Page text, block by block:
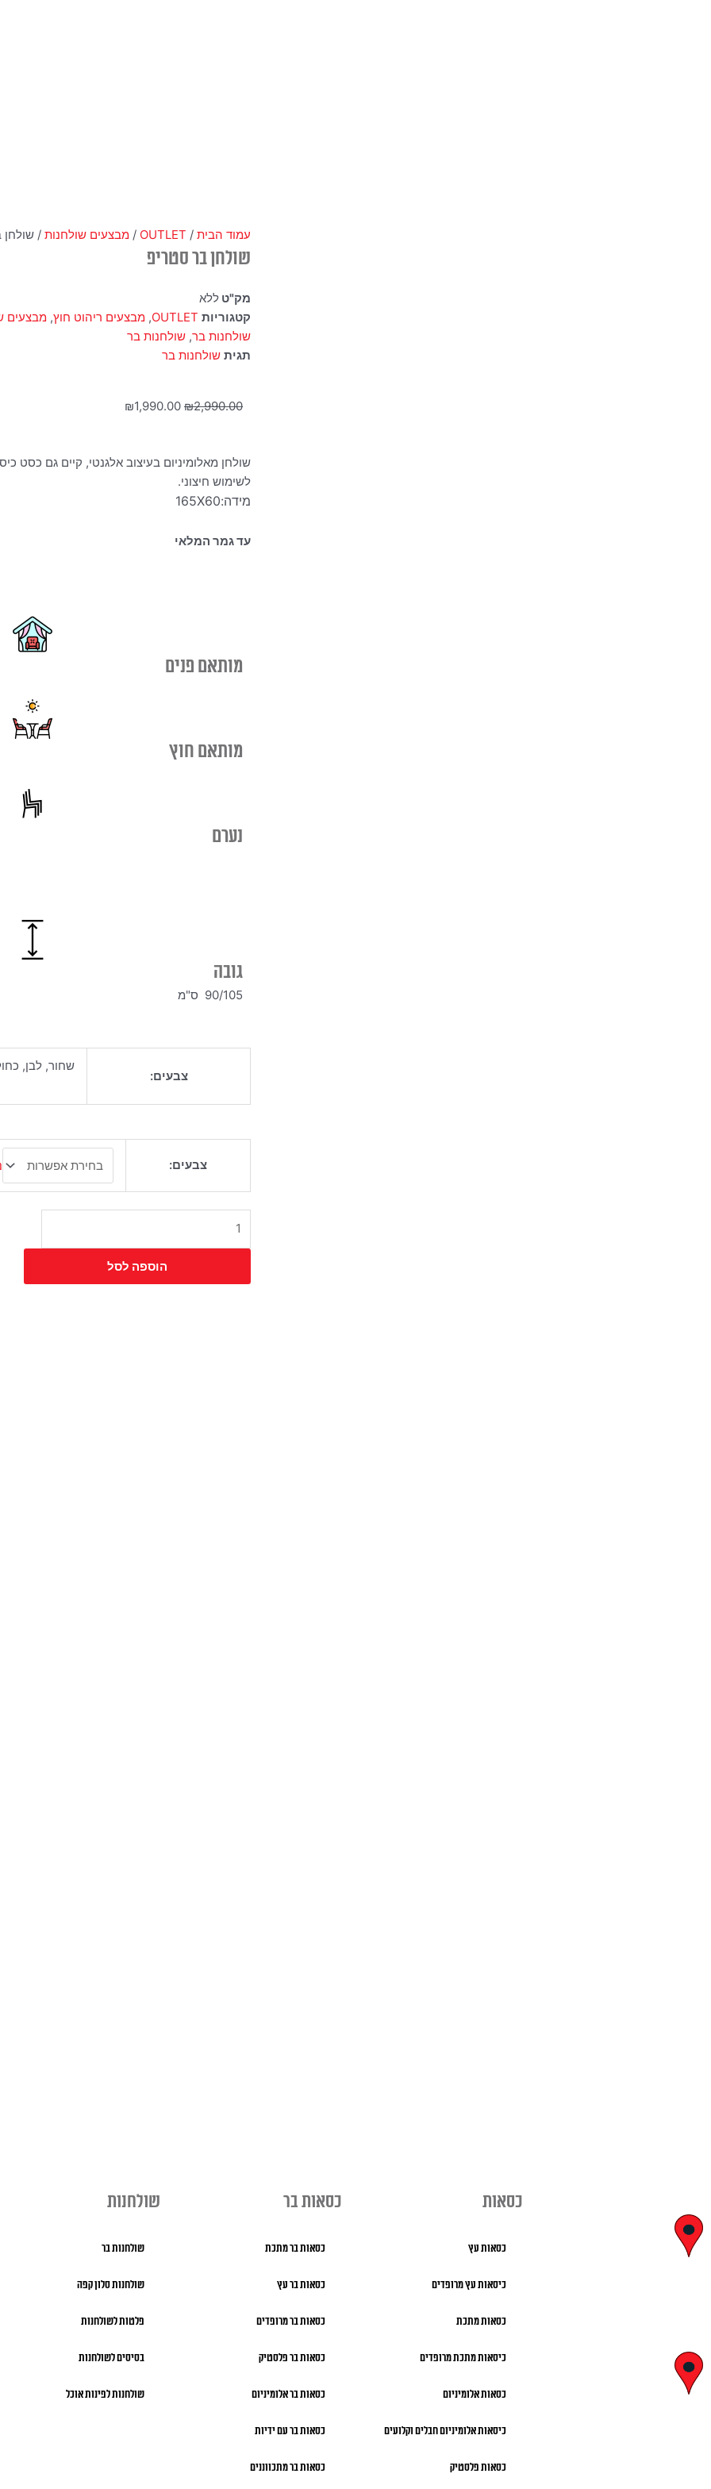
עמוד הבית /
OUTLET
/ מבצעים שולחנות / שולחן
שולחן בר סטריפ
מק"ט ללא
קטגוריות OUTLET
, מבצעים ריהוט חוץ, מבצעים
שולחנות בר, שולחנות בר
תגית שולחנות בר
₪2,990.00
המחיר
₪2,990.00.
₪1,990.00
₪1,990.00.
שולחן מאלומיניום בעיצוב אלגנטי, קיים גם כסט
לשימוש חיצוני.
מידה:165X60
עד גמר המלאי
מותאם פנים
מותאם חוץ
נערם
גובה
90/105 ס"מ
צבעים:
שחור, לבן,
צבעים:
סטריפ
הוספה לסל
כסאות
כסאות עץ
כיסאות עץ מרופדים
כסאות מתכת
כיסאות מתכת מרופדים
כסאות אלומיניום
כיסאות אלומיניום חבלים וקלועים
כסאות פלסטיק
כסאות בר
כסאות בר מתכת
כסאות בר עץ
כסאות בר מרופדים
כסאות בר פלסטיק
כסאות בר אלומיניום
כסאות בר עם ידיות
כסאות בר מתכווננים
שולחנות
שולחנות בר
שולחנות סלון קפה
פלטות לשולחנות
בסיסים לשולחנות
שולחנות לפינות אוכל